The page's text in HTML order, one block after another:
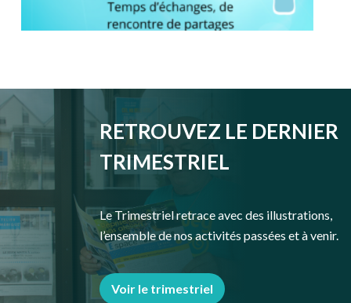
RETROUVEZ LE DERNIER
TRIMESTRIEL
Le Trimestriel retrace avec des illustrations,
l’ensemble de nos activités passées et à venir.
Voir le trimestriel